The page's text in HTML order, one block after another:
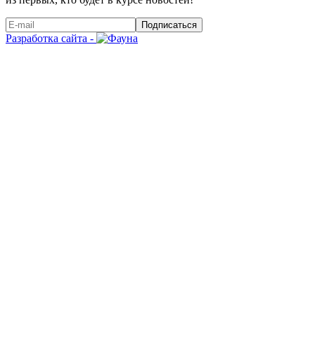
Подписаться
Разработка сайта -